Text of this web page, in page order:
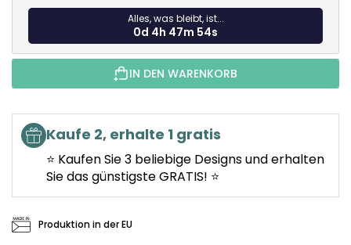
Alles, was bleibt, ist...
0d 4h 47m 53s
IN DEN WARENKORB
Kaufe 2, erhalte 1 gratis
⭐ Kaufen Sie 3 beliebige Designs und erhalten
Sie das günstigste GRATIS! ⭐
Produktion in der EU